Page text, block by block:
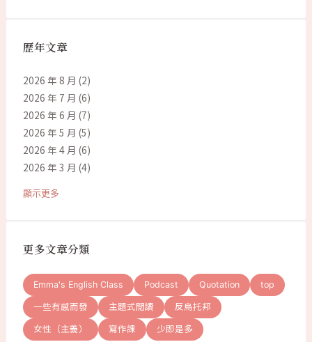
歷年文章
2026 年 8 月 (2)
2026 年 7 月 (6)
2026 年 6 月 (7)
2026 年 5 月 (5)
2026 年 4 月 (6)
2026 年 3 月 (4)
顯示更多
更多文章分類
Emma's English Class Podcast Quotation top
一些有感而發 主題式閱讀 反烏托邦
女性（主義） 寫作課 少即是多